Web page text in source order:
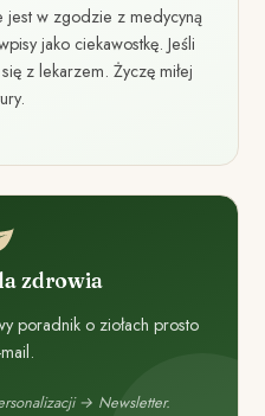
jest w zgodzie z medycyną
jako ciekawostkę. Jeśli
z lekarzem. Życzę miłej
zdrowia
poradnik o ziołach prosto
→ Newsletter.